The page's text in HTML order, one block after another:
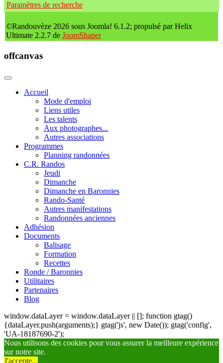
Paramètres de recherche
©Randouvèze 2026 sous Joomla! 6.1.2; propulsé par Helix
Ultimate 2.2.7 de JoomShaper
offcanvas
Accueil
Mode d'emploi
Liens utiles
Les talents
Aux photographes...
Autres associations
Programmes
Planning randonnées
C.R. Randos
Jeudi
Dimanche
Dimanche en Baronnies
Rando-Santé
Autres manifestations
Randonnées anciennes
Adhésion
Documents
Balisage
Formation
Recettes
Ronde / Baronnies
Utilitaires
Partenaires
Blog
window.dataLayer = window.dataLayer || []; function gtag()
{dataLayer.push(arguments);} gtag('js', new Date()); gtag('config',
'UA-18187690-2');
Nous utilisons des cookies pour vous assurer la meilleure expérience
sur notre site.
J'accepte...